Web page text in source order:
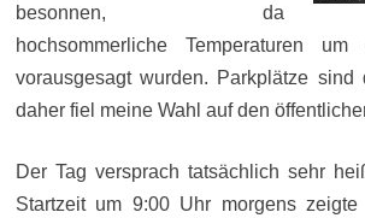
besonnen, da
hochsommerliche Temperaturen
vorausgesagt wurden. Parkplätze sind
daher fiel meine Wahl auf den
Der Tag versprach tatsächlich sehr
Startzeit um 9:00 Uhr morgens zeigte